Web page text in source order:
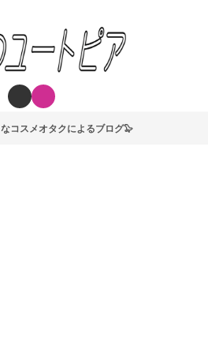
コスメオタクによるブログ🦭